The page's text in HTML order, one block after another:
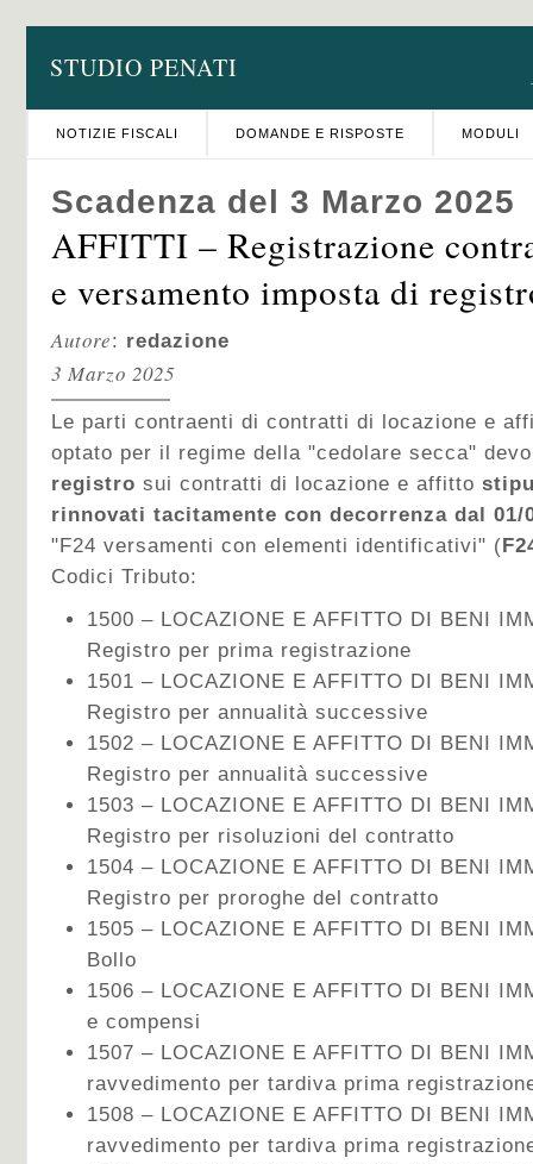
STUDIO PENATI
NOTIZIE FISCALI DOMANDE E RISPOSTE MODULI
Scadenza del 3 Marzo 2025
AFFITTI – Registrazione
e versamento imposta di
Autore: redazione
3 Marzo 2025
Le parti contraenti di contratti di locazione e
optato per il regime della "cedolare secca"
registro sui contratti di locazione e affitto
rinnovati tacitamente con decorrenza dal 01/
"F24 versamenti con elementi identificativi" (
Codici Tributo:
1500 – LOCAZIONE E AFFITTO DI BENI
Registro per prima registrazione
1501 – LOCAZIONE E AFFITTO DI BENI
Registro per annualità successive
1502 – LOCAZIONE E AFFITTO DI BENI
Registro per annualità successive
1503 – LOCAZIONE E AFFITTO DI BENI
Registro per risoluzioni del contratto
1504 – LOCAZIONE E AFFITTO DI BENI
Registro per proroghe del contratto
1505 – LOCAZIONE E AFFITTO DI BENI
Bollo
1506 – LOCAZIONE E AFFITTO DI BENI
e compensi
1507 – LOCAZIONE E AFFITTO DI BENI
ravvedimento per tardiva prima
1508 – LOCAZIONE E AFFITTO DI BENI
ravvedimento per tardiva prima